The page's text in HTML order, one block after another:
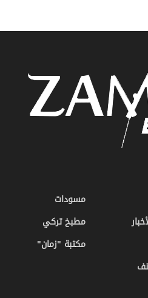
مسودات
مطبخ تركي
مكتبة "زمان"